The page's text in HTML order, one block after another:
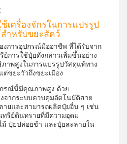
เครื่องจักรในการแปรรูป
าหรับขยะสัตว์
งการอุปกรณ์มืออาชีพ ที่ได้รับจาก
การใช้ปุ๋ยดังกล่าวเพิ่มขึ้นอย่าง
าพสูงในการแปรรูปวัสดุแท้ทาง
ขยะวัวถึงขยะเมือง
รณ์นี้มีคุณภาพสูง ด้วย
จากระบบควบคุมอัตโนมัติสาย
ายและสามารถผลิตปุ๋ยอื่น ๆ เช่น
ทรีย์ดินทรายที่มีความอุดม
ปุ๋ยปล่อยช้า และปุ๋ยละลายใน